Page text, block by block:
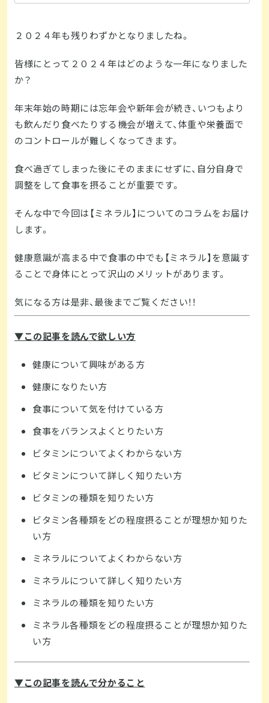
２０２４年も残りわずかとなりましたね。
皆様にとって２０２４年はどのような一年になりました
か？
年末年始の時期には忘年会や新年会が続き、いつもより
も飲んだり食べたりする機会が増えて、体重や栄養面で
のコントロールが難しくなってきます。
食べ過ぎてしまった後にそのままにせずに、自分自身で
調整をして食事を摂ることが重要です。
そんな中で今回は【ミネラル】についてのコラムをお届け
します。
健康意識が高まる中で食事の中でも【ミネラル】を意識す
ることで身体にとって沢山のメリットがあります。
気になる方は是非、最後までご覧ください！！
▼この記事を読んで欲しい方
健康について興味がある方
健康になりたい方
食事について気を付けている方
食事をバランスよくとりたい方
ビタミンについてよくわからない方
ビタミンについて詳しく知りたい方
ビタミンの種類を知りたい方
ビタミン各種類をどの程度摂ることが理想か知りた
い方
ミネラルについてよくわからない方
ミネラルについて詳しく知りたい方
ミネラルの種類を知りたい方
ミネラル各種類をどの程度摂ることが理想か知りた
い方
▼この記事を読んで分かること